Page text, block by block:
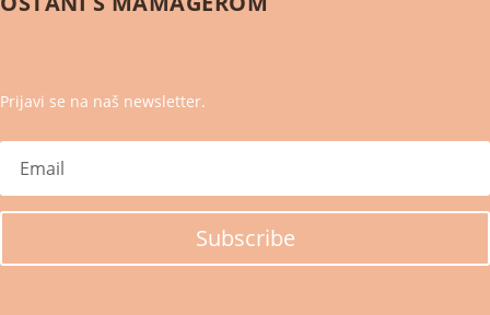
Prijavi se na naš newsletter.
Subscribe